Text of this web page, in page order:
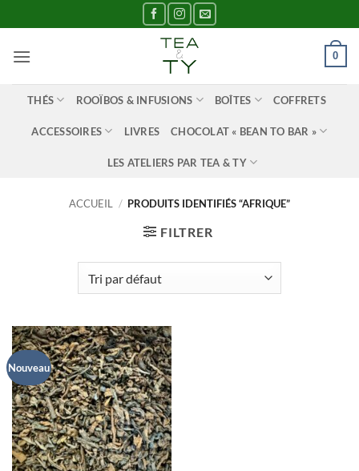
au
contenu
0
THÉS ROOÏBOS & INFUSIONS BOÎTES COFFRETS
ACCESSOIRES LIVRES CHOCOLAT « BEAN TO BAR »
LES ATELIERS PAR TEA & TY
ACCUEIL / PRODUITS IDENTIFIÉS “AFRIQUE”
FILTRER
Nouveau